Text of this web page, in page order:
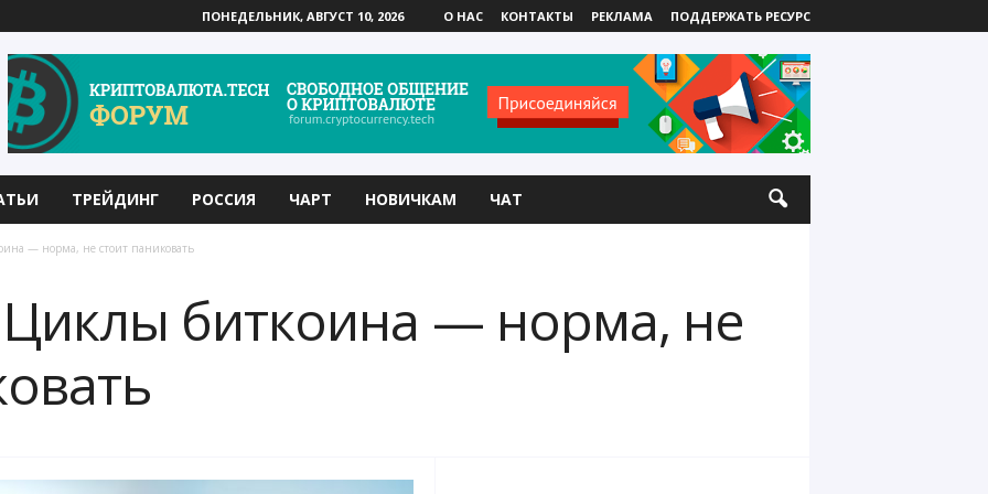
ПОНЕДЕЛЬНИК, АВГУСТ 10, 2026 О НАС КОНТАКТЫ РЕКЛАМА ПОДДЕРЖАТЬ РЕСУРС
ТРЕЙДИНГ РОССИЯ ЧАРТ НОВИЧКАМ ЧАТ
— норма, не стоит паниковать
биткоина — норма, не